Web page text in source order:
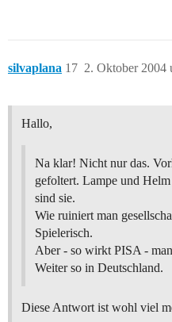
silvaplana 2. Oktober 2004
17
Hallo,
Na klar! Nicht nur das.
gefoltert. Lampe und
sind sie.
Wie ruiniert man
Spielerisch.
Aber - so wirkt PISA -
Weiter so in Deutschland.
Diese Antwort ist wohl viel